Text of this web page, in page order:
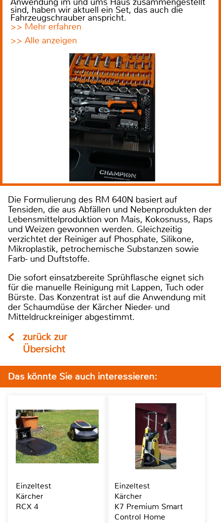
sind, haben wir aktuell ein Set, das auch die
Fahrzeugschrauber anspricht.
>> Mehr erfahren
>> Alle anzeigen
Die Formulierung des RM 640N basiert auf
Tensiden, die aus Abfällen und Nebenprodukten der
Lebensmittelproduktion von Mais, Kokosnuss, Raps
und Weizen gewonnen werden. Gleichzeitig
verzichtet der Reiniger auf Phosphate, Silikone,
Mikroplastik, petrochemische Substanzen sowie
Farb- und Duftstoffe.
Die sofort einsatzbereite Sprühflasche eignet sich
für die manuelle Reinigung mit Lappen, Tuch oder
Bürste. Das Konzentrat ist auf die Anwendung mit
der Schaumdüse der Kärcher Nieder- und
Mitteldruckreiniger abgestimmt.
zurück zur
Übersicht
Das könnte Sie auch interessieren:
Einzeltest
Kärcher
RCX 4
Einzeltest
Kärcher
K7 Premium Smart
Control Home